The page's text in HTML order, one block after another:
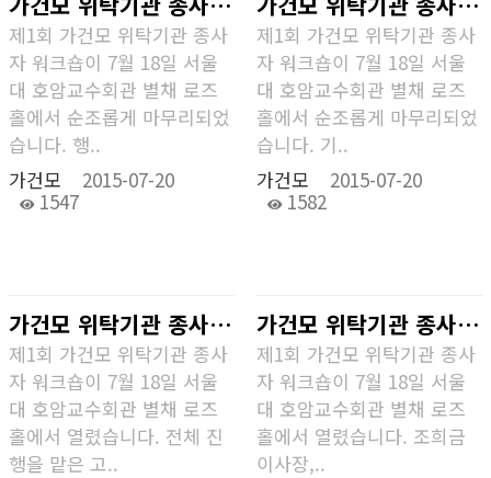
제1회 가건모 위탁기관 종사
자 워크숍이 7월 18일 서울
대 호암교수회관 별채 로즈
홀에서 순조롭게 마무리되었
습니다. 행..
가건모
2015-07-20
1547
제1회 가건모 위탁기관 종사
자 워크숍이 7월 18일 서울
대 호암교수회관 별채 로즈
홀에서 순조롭게 마무리되었
습니다. 기..
가건모
2015-07-20
1582
가건모 위탁기관 종사자 워크숍 개최
제1회 가건모 위탁기관 종사
자 워크숍이 7월 18일 서울
대 호암교수회관 별채 로즈
홀에서 열렸습니다. 전체 진
행을 맡은 고..
가건모 위탁기관 종사자 워크숍 대표단
제1회 가건모 위탁기관 종사
자 워크숍이 7월 18일 서울
대 호암교수회관 별채 로즈
홀에서 열렸습니다. 조희금
이사장,..